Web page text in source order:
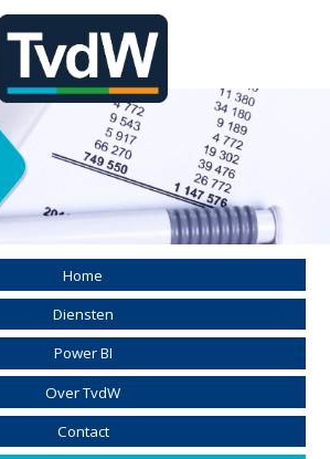
Home
Diensten
Power BI
Over TvdW
Contact